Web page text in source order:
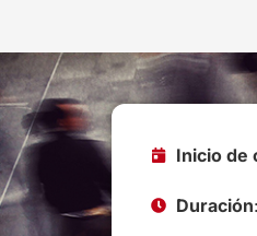
Inicio de
Duración